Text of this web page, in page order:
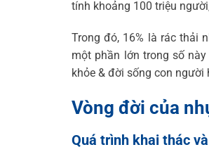
tính khoảng 100 triệu
Trong đó, 16% là rác thải
một phần lớn trong số
khỏe & đời sống con người
Vòng đời của
Quá trình khai thác